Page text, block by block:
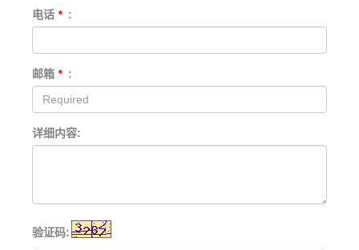
电话 * :
邮箱 * :
详细内容:
验证码: